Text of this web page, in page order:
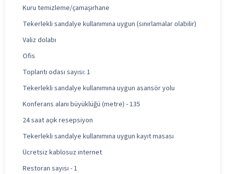
Kuru temizleme/çamaşırhane
Tekerlekli sandalye kullanımına uygun (sınırlamalar olabilir)
Valiz dolabı
Ofis
Toplantı odası sayısı: 1
Tekerlekli sandalye kullanımına uygun asansör yolu
Konferans alanı büyüklüğü (metre) - 135
24 saat açık resepsiyon
Tekerlekli sandalye kullanımına uygun kayıt masası
Ücretsiz kablosuz internet
Restoran sayısı - 1